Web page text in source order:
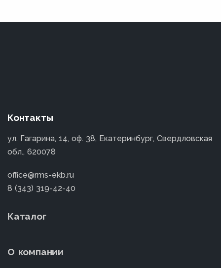
Контакты
ул. Гагарина, 14, оф. 38, Екатеринбург, Свердловская
обл., 620078
office@rms-ekb.ru
8 (343) 319-42-40
Каталог
О компании